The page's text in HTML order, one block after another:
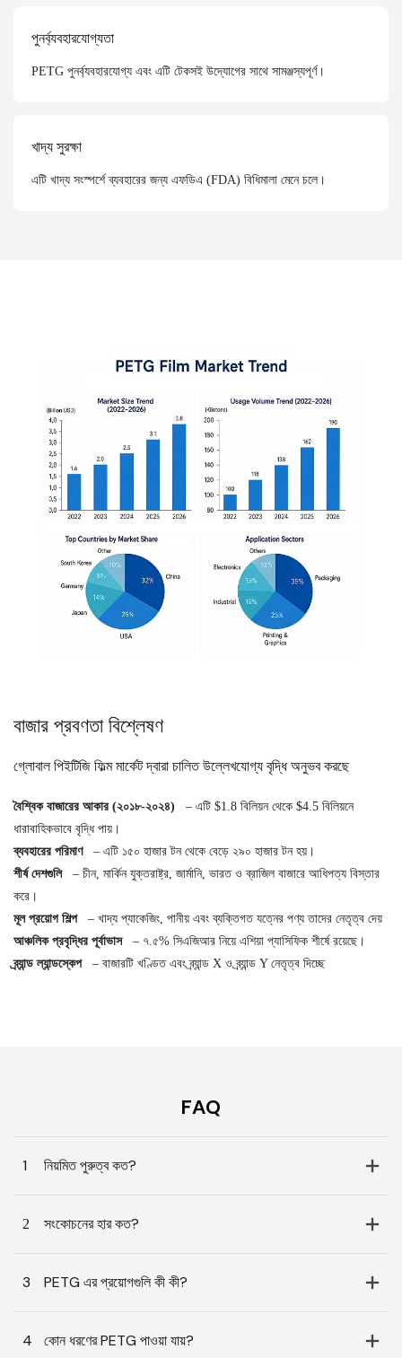
পুনর্ব্যবহারযোগ্যতা
PETG পুনর্ব্যবহারযোগ্য এবং এটি টেকসই উদ্যোগের সাথে সামঞ্জস্যপূর্ণ।
খাদ্য সুরক্ষা
এটি খাদ্য সংস্পর্শে ব্যবহারের জন্য এফডিএ (FDA) বিধিমালা মেনে চলে।
বাজার প্রবণতা বিশ্লেষণ
গ্লোবাল পিইটিজি ফিল্ম মার্কেট দ্বারা চালিত উল্লেখযোগ্য বৃদ্ধি অনুভব করছে
বৈশ্বিক বাজারের আকার (২০১৮-২০২৪) – এটি $1.8 বিলিয়ন থেকে $4.5 বিলিয়নে
ধারাবাহিকভাবে বৃদ্ধি পায়।
ব্যবহারের পরিমাণ
– এটি ১৫০ হাজার টন থেকে বেড়ে ২৯০ হাজার টন হয়।
শীর্ষ দেশগুলি
– চীন, মার্কিন যুক্তরাষ্ট্র, জার্মানি, ভারত ও ব্রাজিল বাজারে আধিপত্য বিস্তার
করে।
মূল প্রয়োগ শিল্প
– খাদ্য প্যাকেজিং, পানীয় এবং ব্যক্তিগত যত্নের পণ্য তাদের নেতৃত্ব দেয়
আঞ্চলিক প্রবৃদ্ধির পূর্বাভাস
– ৭.৫% সিএজিআর নিয়ে এশিয়া প্যাসিফিক শীর্ষে রয়েছে।
ব্র্যান্ড ল্যান্ডস্কেপ
– বাজারটি খণ্ডিত এবং ব্র্যান্ড X ও ব্র্যান্ড Y নেতৃত্ব দিচ্ছে
FAQ
1 নিয়মিত পুরুত্ব কত?
2 সংকোচনের হার কত?
3 PETG এর প্রয়োগগুলি কী কী?
4 কোন ধরণের PETG পাওয়া যায়?